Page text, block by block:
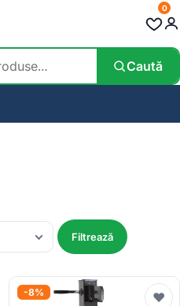
Caută
0
Filtrează
-8% ♥